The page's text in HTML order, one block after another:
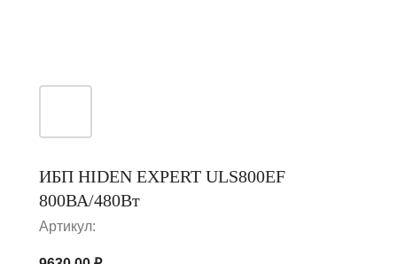
ИБП HIDEN EXPERT ULS800EF
800ВА/480Вт
Артикул: